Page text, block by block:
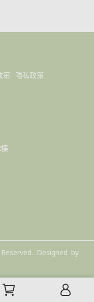
策 隱私政策
Designed by